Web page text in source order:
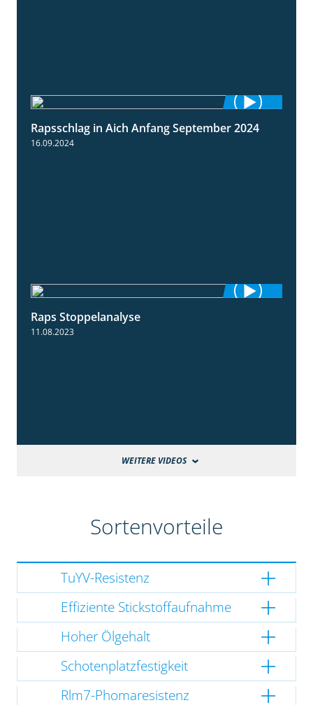
1:50
Rapsschlag in Aich Anfang September 2024
16.09.2024
Raps Stoppelanalyse
11.08.2023
WEITERE VIDEOS
Sortenvorteile
TuYV-Resistenz
Effiziente Stickstoffaufnahme
Hoher Ölgehalt
Schotenplatzfestigkeit
Rlm7-Phomaresistenz